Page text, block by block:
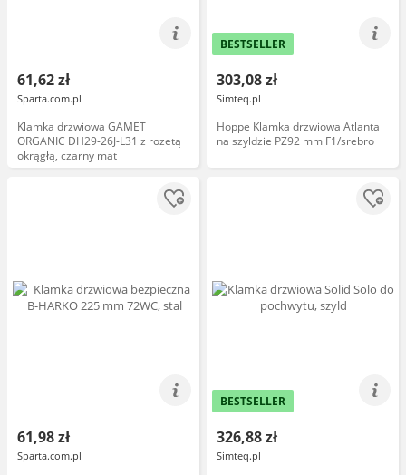
61,62 zł
Sparta.com.pl
Klamka drzwiowa GAMET
ORGANIC DH29-26J-L31 z rozetą
okrągłą, czarny mat
BESTSELLER
303,08 zł
Simteq.pl
Hoppe Klamka drzwiowa Atlanta
na szyldzie PZ92 mm F1/srebro
61,98 zł
Sparta.com.pl
BESTSELLER
326,88 zł
Simteq.pl